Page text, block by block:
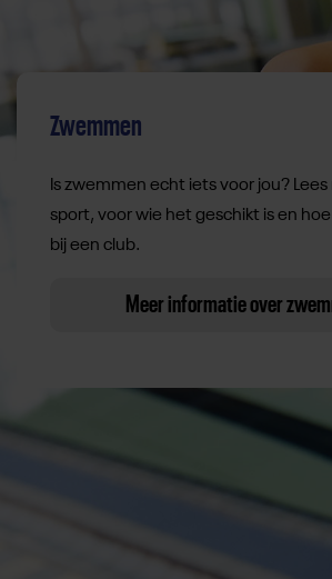
Zwemmen
Is zwemmen echt iets voor jou?
sport, voor wie het geschikt is en
bij een club.
Meer informatie over